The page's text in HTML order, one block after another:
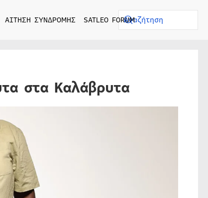
ΑΙΤΗΣΗ ΣΥΝΔΡΟΜΗΣ SATLEO FORUM
στα Καλάβρυτα